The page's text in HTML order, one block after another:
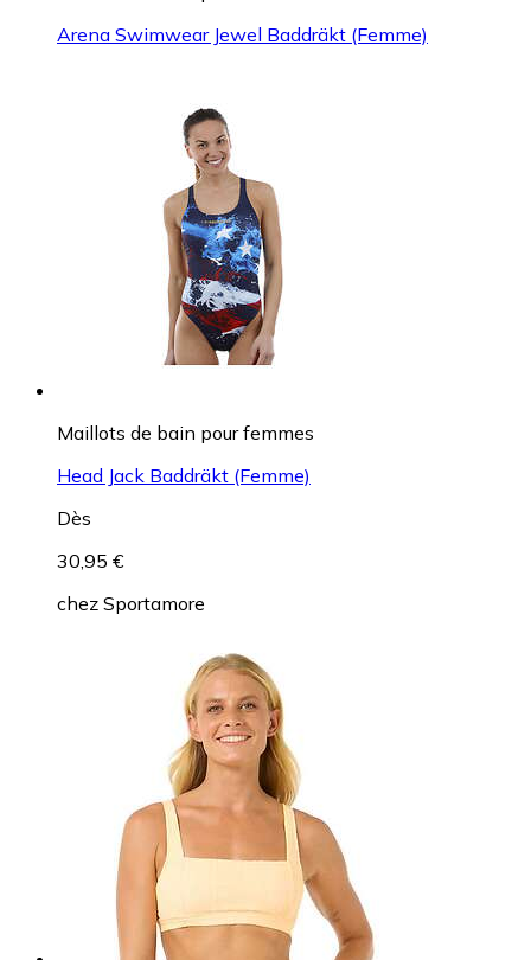
Arena Swimwear Jewel Baddräkt (Femme)
Maillots de bain pour femmes
Head Jack Baddräkt (Femme)
Dès
30,95 €
chez Sportamore